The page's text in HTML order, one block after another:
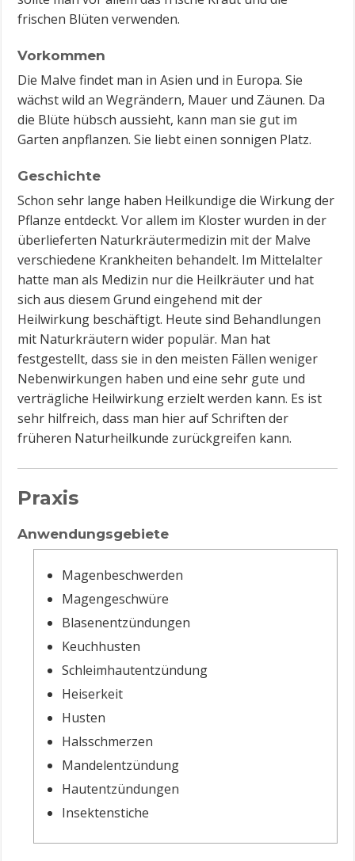
frischen Blüten verwenden.
Vorkommen
Die Malve findet man in Asien und in Europa. Sie
wächst wild an Wegrändern, Mauer und Zäunen. Da
die Blüte hübsch aussieht, kann man sie gut im
Garten anpflanzen. Sie liebt einen sonnigen Platz.
Geschichte
Schon sehr lange haben Heilkundige die Wirkung der
Pflanze entdeckt. Vor allem im Kloster wurden in der
überlieferten Naturkräutermedizin mit der Malve
verschiedene Krankheiten behandelt. Im Mittelalter
hatte man als Medizin nur die Heilkräuter und hat
sich aus diesem Grund eingehend mit der
Heilwirkung beschäftigt. Heute sind Behandlungen
mit Naturkräutern wider populär. Man hat
festgestellt, dass sie in den meisten Fällen weniger
Nebenwirkungen haben und eine sehr gute und
verträgliche Heilwirkung erzielt werden kann. Es ist
sehr hilfreich, dass man hier auf Schriften der
früheren Naturheilkunde zurückgreifen kann.
Praxis
Anwendungsgebiete
Magenbeschwerden
Magengeschwüre
Blasenentzündungen
Keuchhusten
Schleimhautentzündung
Heiserkeit
Husten
Halsschmerzen
Mandelentzündung
Hautentzündungen
Insektenstiche